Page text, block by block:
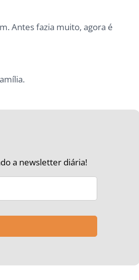
Antes fazia muito, agora é
a newsletter diária!